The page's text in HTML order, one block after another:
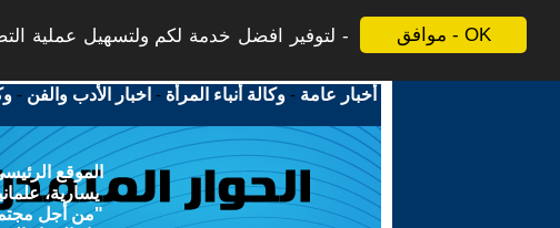
موافق - OK
لتوفير افضل خدمة لكم ولتسهيل عملية
أخبار عامة -وكالة أنباء المرأة - اخبار الأدب والفن -
الموقع
يسارية،
"من أجل